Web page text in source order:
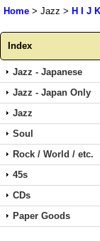
Home > Jazz > H I J
Index
Jazz - Japanese
Jazz - Japan Only
Jazz
Soul
Rock / World / etc.
45s
CDs
Paper Goods